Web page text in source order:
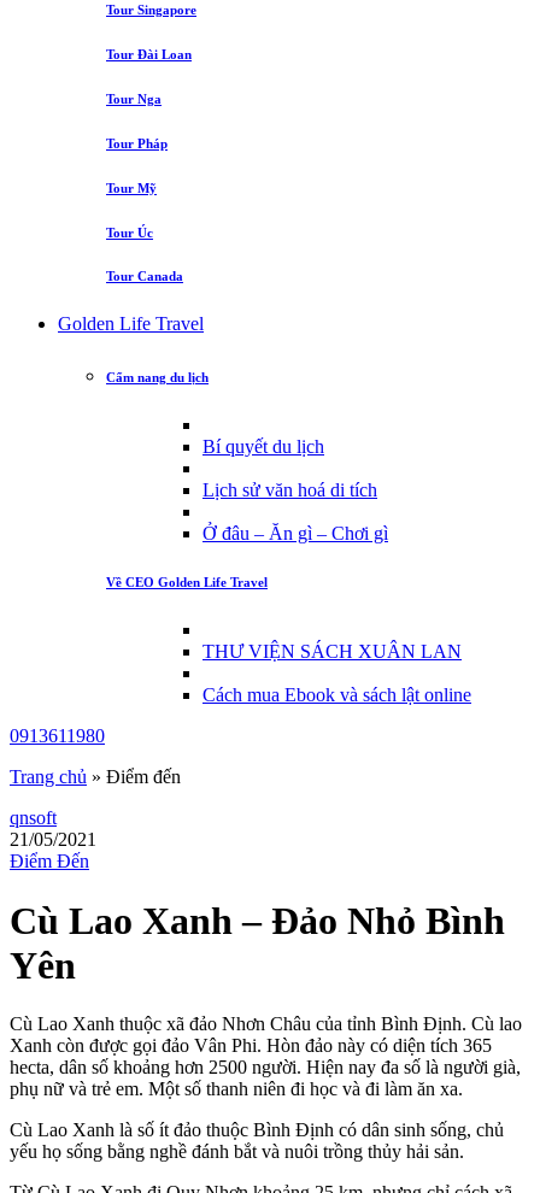
Tour Singapore
Tour Đài Loan
Tour Nga
Tour Pháp
Tour Mỹ
Tour Úc
Tour Canada
Golden Life Travel
Cẩm nang du lịch
Bí quyết du lịch
Lịch sử văn hoá di tích
Ở đâu – Ăn gì – Chơi gì
Về CEO Golden Life Travel
THƯ VIỆN SÁCH XUÂN LAN
Cách mua Ebook và sách lật online
0913611980
Trang chủ » Điểm đến
qnsoft
21/05/2021
Điểm Đến
Cù Lao Xanh – Đảo Nhỏ Bình
Yên
Cù Lao Xanh thuộc xã đảo Nhơn Châu của tỉnh Bình Định. Cù lao
Xanh còn được gọi đảo Vân Phi. Hòn đảo này có diện tích 365
hecta, dân số khoảng hơn 2500 người. Hiện nay đa số là người già,
phụ nữ và trẻ em. Một số thanh niên đi học và đi làm ăn xa.
Cù Lao Xanh là số ít đảo thuộc Bình Định có dân sinh sống, chủ
yếu họ sống bằng nghề đánh bắt và nuôi trồng thủy hải sản.